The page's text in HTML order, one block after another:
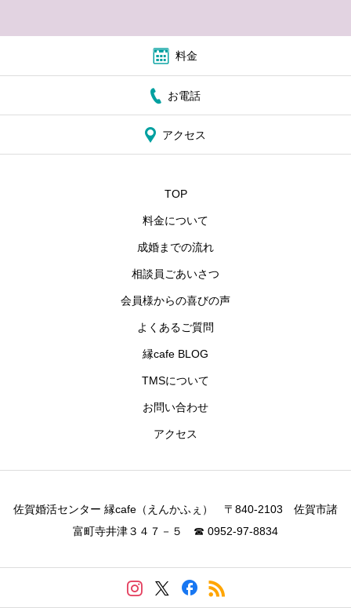
料金
お電話
アクセス
TOP
料金について
成婚までの流れ
相談員ごあいさつ
会員様からの喜びの声
よくあるご質問
縁cafe BLOG
TMSについて
お問い合わせ
アクセス
佐賀婚活センター 縁cafe（えんかふぇ） 〒840-2103 佐賀市諸
富町寺井津３４７－５ ☎ 0952-97-8834